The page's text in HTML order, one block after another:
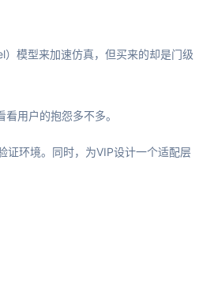
模型来加速仿真，但买来的却是门级
用户的抱怨多不多。
证环境。同时，为VIP设计一个适配层